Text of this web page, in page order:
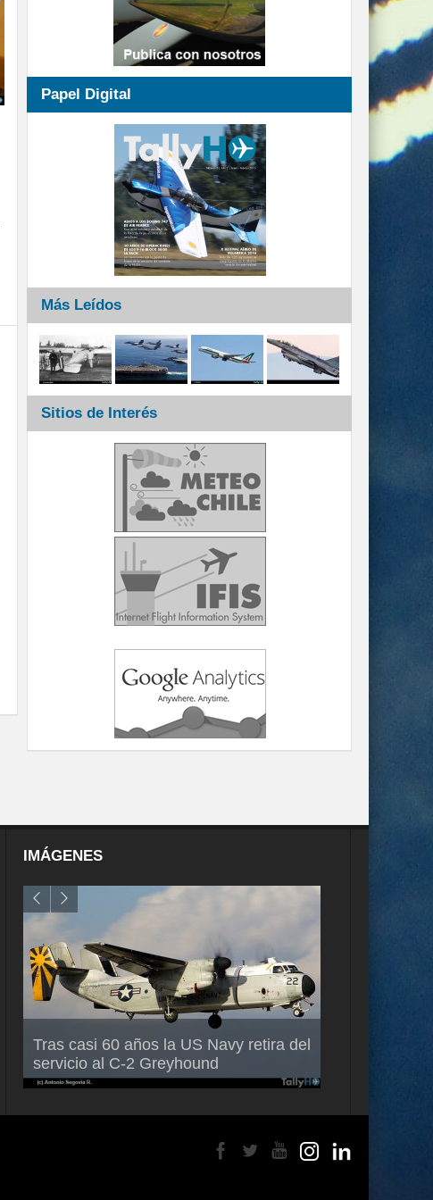
Papel Digital
Más Leídos
Sitios de Interés
IMÁGENES
Tras casi 60 años la US Navy retira del
servicio al C-2 Greyhound
Air France-KLM anuncia a Guilhem
Mallet como nuevo Director General
para América Latina